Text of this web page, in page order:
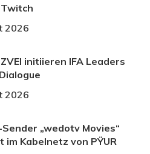
2026
ZVEI initiieren IFA Leaders
2026
„wedotv Movies“
im Kabelnetz von PŸUR